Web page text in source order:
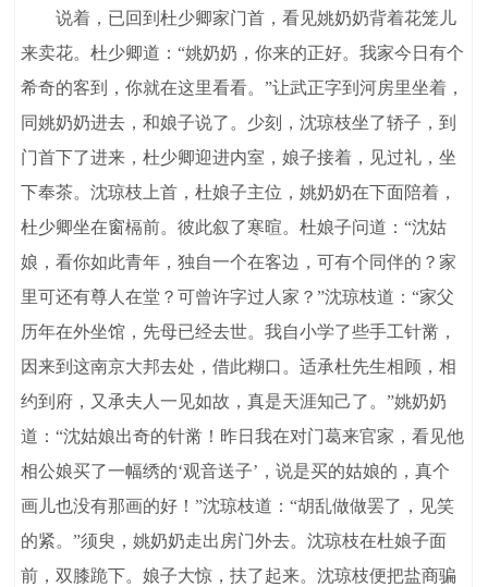
说着，已回到杜少卿家门首，看见姚奶奶背着花笼儿
来卖花。杜少卿道：“姚奶奶，你来的正好。我家今日有个
希奇的客到，你就在这里看看。”让武正字到河房里坐着，
同姚奶奶进去，和娘子说了。少刻，沈琼枝坐了轿子，到
门首下了进来，杜少卿迎进内室，娘子接着，见过礼，坐
下奉茶。沈琼枝上首，杜娘子主位，姚奶奶在下面陪着，
杜少卿坐在窗槅前。彼此叙了寒暄。杜娘子问道：“沈姑
娘，看你如此青年，独自一个在客边，可有个同伴的？家
里可还有尊人在堂？可曾许字过人家？”沈琼枝道：“家父
历年在外坐馆，先母已经去世。我自小学了些手工针黹，
因来到这南京大邦去处，借此糊口。适承杜先生相顾，相
约到府，又承夫人一见如故，真是天涯知己了。”姚奶奶
道：“沈姑娘出奇的针黹！昨日我在对门葛来官家，看见他
相公娘买了一幅绣的‘观音送子’，说是买的姑娘的，真个
画儿也没有那画的好！”沈琼枝道：“胡乱做做罢了，见笑
的紧。”须臾，姚奶奶走出房门外去。沈琼枝在杜娘子面
前，双膝跪下。娘子大惊，扶了起来。沈琼枝便把盐商骗